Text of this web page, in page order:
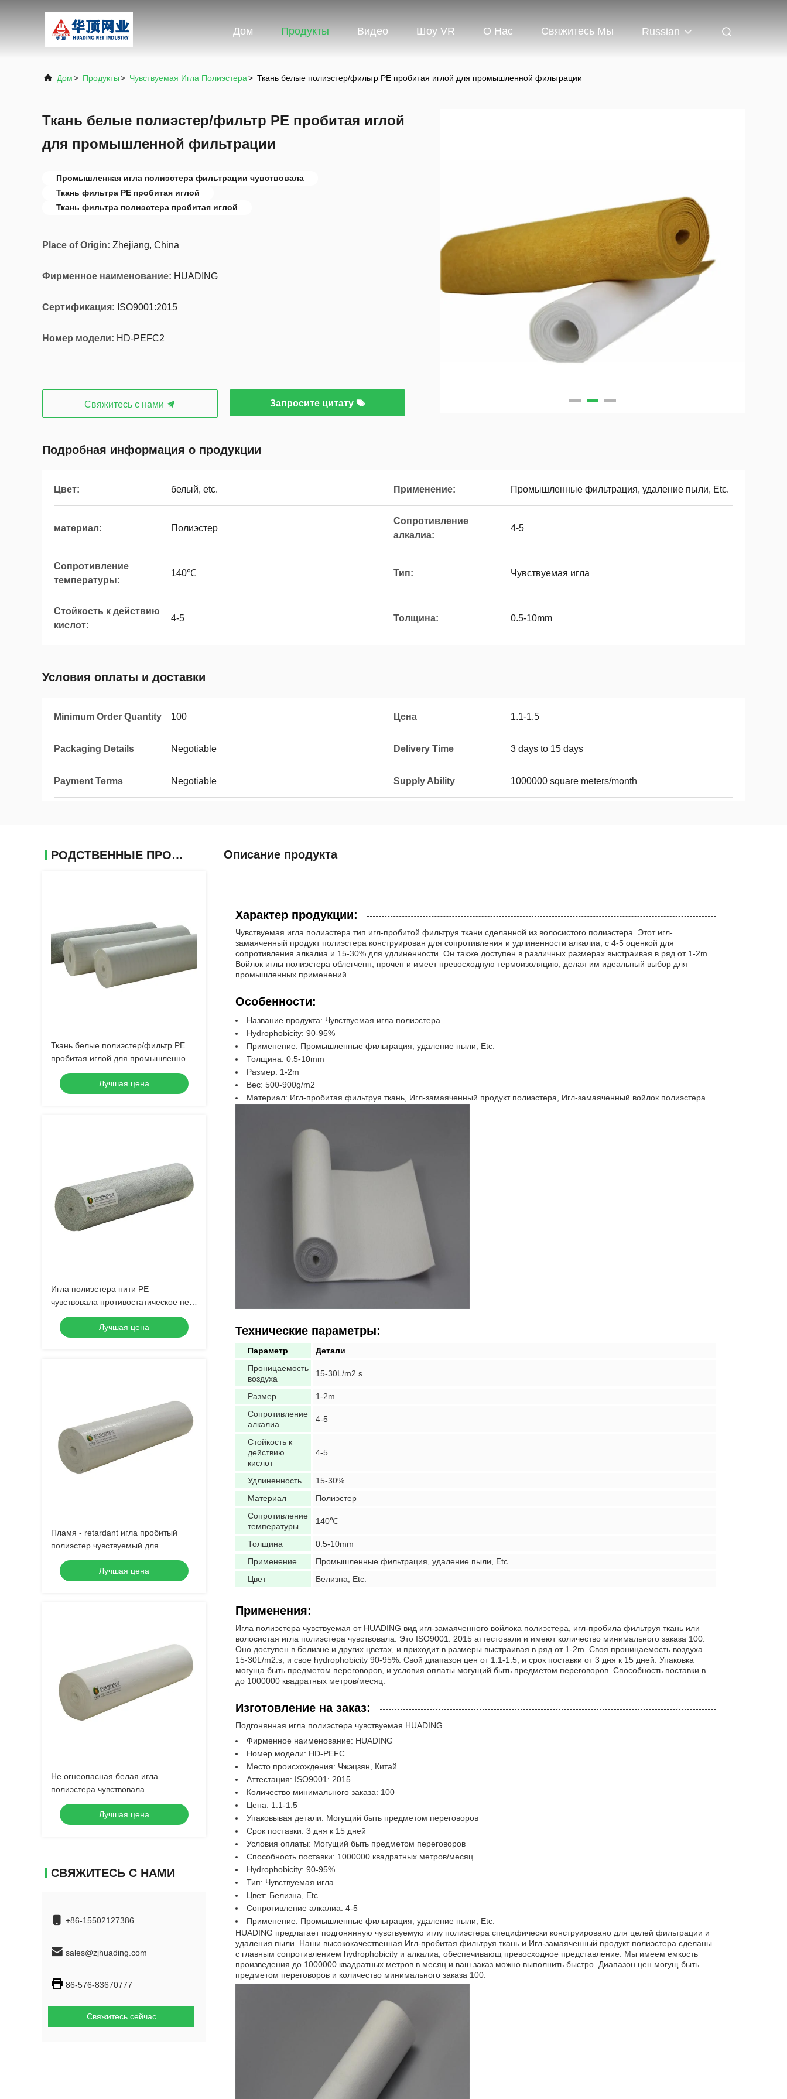
Дом Продукты Видео Шоу VR О Нас Свяжитесь Мы Russian
Дом> Продукты> Чувствуемая Игла Полиэстера> Ткань белые полиэстер/фильтр PE пробитая иглой для промышленной фильтрации
Ткань белые полиэстер/фильтр PE пробитая иглой
для промышленной фильтрации
Промышленная игла полиэстера фильтрации чувствовала
Ткань фильтра PE пробитая иглой
Ткань фильтра полиэстера пробитая иглой
Place of Origin: Zhejiang, China
Фирменное наименование: HUADING
Сертификация: ISO9001:2015
Номер модели: HD-PEFC2
Свяжитесь с нами Запросите цитату
Подробная информация о продукции
Цвет: белый, etc. Применение: Промышленные фильтрация, удаление пыли, Etc.
материал: Полиэстер
Сопротивление
алкалиа:
4-5
Сопротивление
температуры:
140℃ Тип: Чувствуемая игла
Стойкость к действию
кислот:
4-5 Толщина: 0.5-10mm
Условия оплаты и доставки
Minimum Order Quantity 100 Цена 1.1-1.5
Packaging Details Negotiable Delivery Time 3 days to 15 days
Payment Terms Negotiable Supply Ability 1000000 square meters/month
РОДСТВЕННЫЕ ПРОДУКТЫ
Ткань белые полиэстер/фильтр PE
пробитая иглой для промышленной
фильтрации
Лучшая цена
Игла полиэстера нити PE
чувствовала противостатическое не
огнеопасное
Лучшая цена
Пламя - retardant игла пробитый
полиэстер чувствуемый для
промышленной фильтрации
Лучшая цена
Не огнеопасная белая игла
полиэстера чувствовала
поверхностное покрытие ткани
фильтра PE промышленное
Лучшая цена
СВЯЖИТЕСЬ С НАМИ
+86-15502127386
sales@zjhuading.com
86-576-83670777
Свяжитесь сейчас
Описание продукта
Характер продукции:
Чувствуемая игла полиэстера тип игл-пробитой фильтруя ткани сделанной из волосистого полиэстера. Этот игл-
замаяченный продукт полиэстера конструирован для сопротивления и удлиненности алкалиа, с 4-5 оценкой для
сопротивления алкалиа и 15-30% для удлиненности. Он также доступен в различных размерах выстраивая в ряд от 1-2m.
Войлок иглы полиэстера облегченн, прочен и имеет превосходную термоизоляцию, делая им идеальный выбор для
промышленных применений.
Особенности:
Название продукта: Чувствуемая игла полиэстера
Hydrophobicity: 90-95%
Применение: Промышленные фильтрация, удаление пыли, Etc.
Толщина: 0.5-10mm
Размер: 1-2m
Вес: 500-900g/m2
Материал: Игл-пробитая фильтруя ткань, Игл-замаяченный продукт полиэстера, Игл-замаяченный войлок полиэстера
Технические параметры:
Параметр
Детали
Проницаемость
воздуха
15-30L/m2.s
Размер
1-2m
Сопротивление
алкалиа
4-5
Стойкость к
действию
кислот
4-5
Удлиненность
15-30%
Материал
Полиэстер
Сопротивление
температуры
140℃
Толщина
0.5-10mm
Применение
Промышленные фильтрация, удаление пыли, Etc.
Цвет
Белизна, Etc.
Применения:
Игла полиэстера чувствуемая от HUADING вид игл-замаяченного войлока полиэстера, игл-пробила фильтруя ткань или
волосистая игла полиэстера чувствовала. Это ISO9001: 2015 аттестовали и имеют количество минимального заказа 100.
Оно доступен в белизне и других цветах, и приходит в размеры выстраивая в ряд от 1-2m. Своя проницаемость воздуха
15-30L/m2.s, и свое hydrophobicity 90-95%. Свой диапазон цен от 1.1-1.5, и срок поставки от 3 дня к 15 дней. Упаковка
могуща быть предметом переговоров, и условия оплаты могущий быть предметом переговоров. Способность поставки в
до 1000000 квадратных метров/месяц.
Изготовление на заказ:
Подгонянная игла полиэстера чувствуемая HUADING
Фирменное наименование: HUADING
Номер модели: HD-PEFC
Место происхождения: Чжэцзян, Китай
Аттестация: ISO9001: 2015
Количество минимального заказа: 100
Цена: 1.1-1.5
Упаковывая детали: Могущий быть предметом переговоров
Срок поставки: 3 дня к 15 дней
Условия оплаты: Могущий быть предметом переговоров
Способность поставки: 1000000 квадратных метров/месяц
Hydrophobicity: 90-95%
Тип: Чувствуемая игла
Цвет: Белизна, Etc.
Сопротивление алкалиа: 4-5
Применение: Промышленные фильтрация, удаление пыли, Etc.
HUADING предлагает подгонянную чувствуемую иглу полиэстера специфически конструировано для целей фильтрации и
удаления пыли. Наши высококачественная Игл-пробитая фильтруя ткань и Игл-замаяченный продукт полиэстера сделаны
с главным сопротивлением hydrophobicity и алкалиа, обеспечивающ превосходное представление. Мы имеем емкость
произведения до 1000000 квадратных метров в месяц и ваш заказ можно выполнить быстро. Диапазон цен могущ быть
предметом переговоров и количество минимального заказа 100.